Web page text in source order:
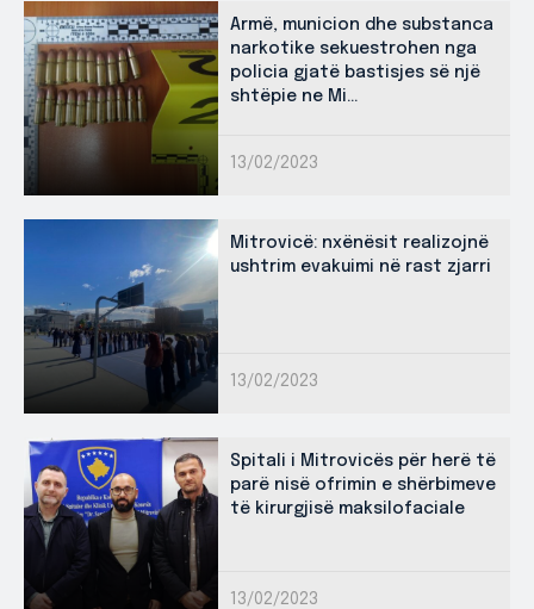
Armë, municion dhe substanca
narkotike sekuestrohen nga
policia gjatë bastisjes së një
shtëpie ne Mi...
13/02/2023
Mitrovicë: nxënësit realizojnë
ushtrim evakuimi në rast zjarri
13/02/2023
Spitali i Mitrovicës për herë të
parë nisë ofrimin e shërbimeve
të kirurgjisë maksilofaciale
13/02/2023